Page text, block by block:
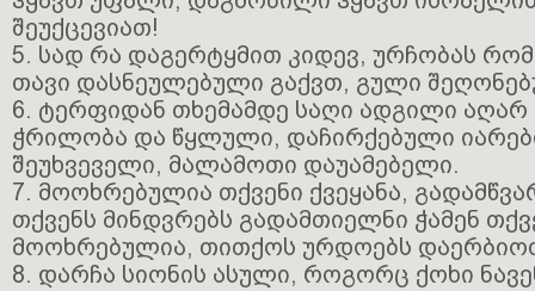
შეუქცევიათ!
5. სად რა დაგერტყმით კიდევ, ურჩობას
თავი დასნეულებული გაქვთ, გული
6. ტერფიდან თხემამდე საღი ადგილი აღარ
ჭრილობა და წყლული, დაჩირქებული
შეუხვეველი, მალამოთი დაუამებელი.
7. მოოხრებულია თქვენი ქვეყანა,
თქვენს მინდვრებს გადამთიელნი ჭამენ
მოოხრებულია, თითქოს ურდოებს
8. დარჩა სიონის ასული, როგორც ქოხი